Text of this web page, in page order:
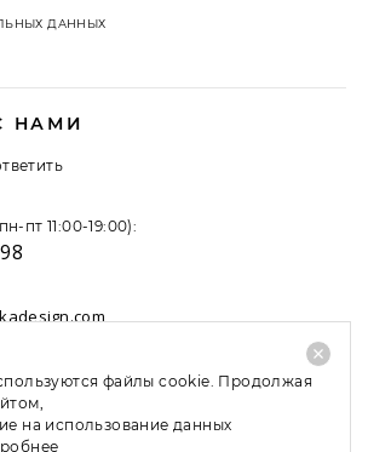
ДАННЫХ
НАМИ
пт 11:00-19:00):
файлы cookie. Продолжая
на использование данных